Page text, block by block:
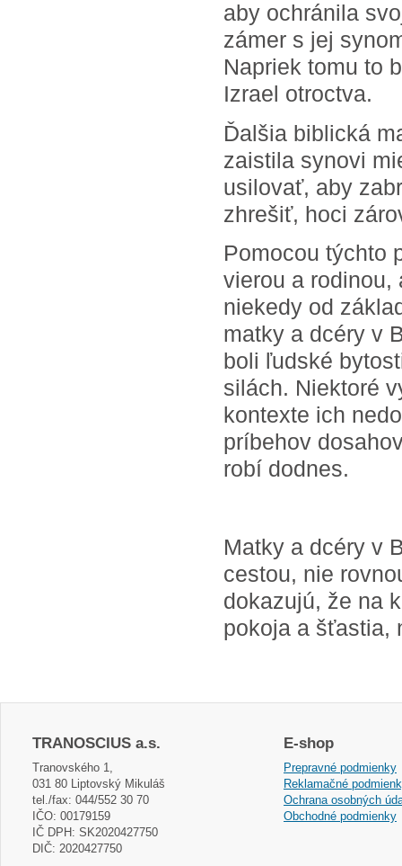
aby ochránila
zámer s jej
Napriek tomu to
Izrael otroctva.
Ďalšia biblická
zaistila synovi
usilovať, aby
zhrešiť, hoci
Pomocou týchto
vierou a rodinou,
niekedy od
matky a dcéry v
boli ľudské
silách. Niektoré
kontexte ich
príbehov
robí dodnes.
Matky a dcéry v
cestou, nie
dokazujú, že na
pokoja a šťastia,
TRANOSCIUS a.s.
Tranovského 1,
031 80 Liptovský Mikuláš
tel./fax: 044/552 30 70
IČO: 00179159
IČ DPH: SK2020427750
DIČ: 2020427750
E-shop
Prepravné podmienky
Reklamačné
Ochrana osobných
Obchodné podmienky